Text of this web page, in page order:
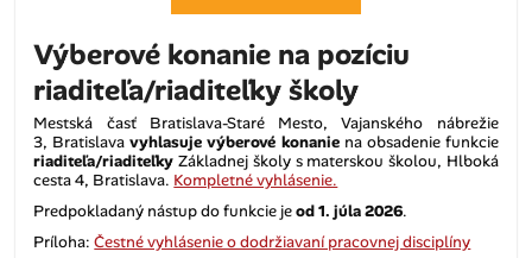
Výberové konanie na pozíciu
riaditeľa/riaditeľky školy
Mestská časť Bratislava-Staré Mesto, Vajanského nábrežie
3, Bratislavavyhlasuje výberové konaniena obsadenie funkcie
riaditeľa/riaditeľkyZákladnej školy s materskou školou, Hlboká
cesta 4, Bratislava. Kompletné vyhlásenie.
Predpokladaný nástup do funkcie jeod 1. júla 2026.
Príloha:Čestné vyhlásenie o dodržiavaní pracovnej disciplíny